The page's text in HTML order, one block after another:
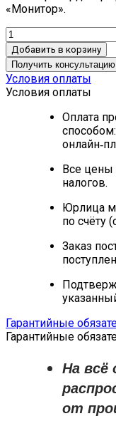
«Монитор».
Добавить в корзину
Получить консультацию
Условия оплаты
Условия оплаты
Оплата
Все цены
налогов.
Юрлица
по счёту
Заказ
Гарантийные
Гарантийные
На всё
от